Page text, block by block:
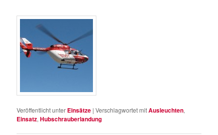
Veröffentlicht unter Einsätze |Verschlagwortet mitAusleuchten,
Einsatz,Hubschrauberlandung